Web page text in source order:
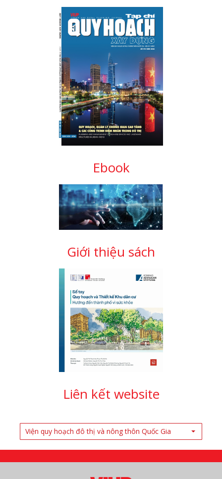
Ebook
Giới thiệu sách
Liên kết website
Viện quy hoạch đô thị và nông thôn Quốc Gia